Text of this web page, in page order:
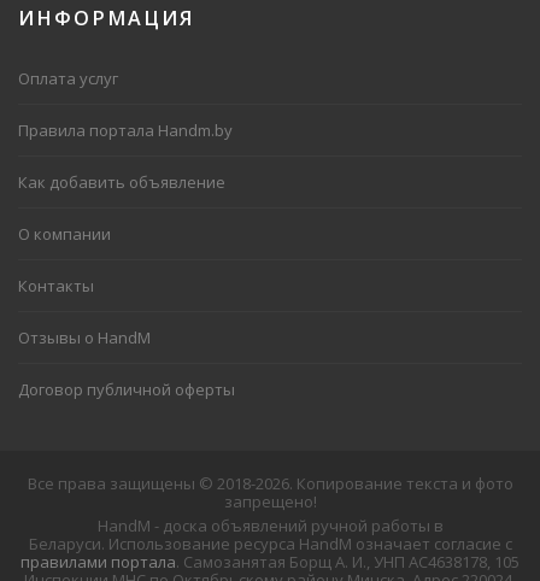
ИНФОРМАЦИЯ
Оплата услуг
Правила портала Handm.by
Как добавить объявление
О компании
Контакты
Отзывы о HandM
Договор публичной оферты
Все права защищены © 2018-2026. Копирование текста и фото
запрещено!
HandM - доска объявлений ручной работы в
Беларуси. Использование ресурса HandM означает согласие с
правилами портала. Самозанятая Борщ А. И., УНП АС4638178, 105